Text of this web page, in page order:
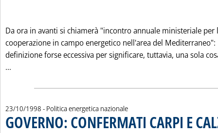
Da ora in avanti si chiamerà "incontro annuale ministeriale per
cooperazione in campo energetico nell'area del Mediterraneo":
definizione forse eccessiva per significare, tuttavia, una sola
...
23/10/1998 - Politica energetica nazionale
GOVERNO: CONFERMATI CARPI E